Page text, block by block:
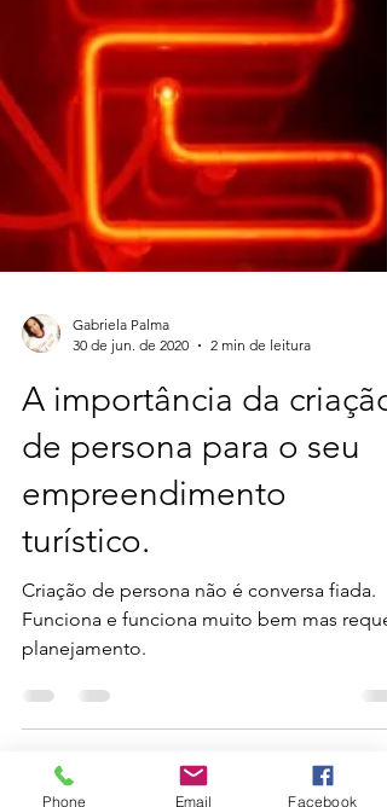
Gabriela Palma
30 de jun. de 2020
2 min de leitura
A importância da criação
de persona para o seu
empreendimento
turístico.
Criação de persona não é conversa fiada.
Funciona e funciona muito bem mas requer
planejamento.
Phone Email Facebook